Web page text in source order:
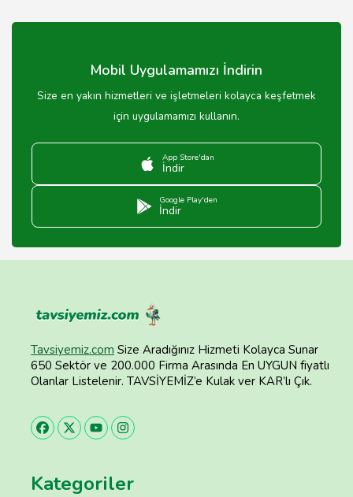
Mobil Uygulamamızı İndirin
Size en yakın hizmetleri ve işletmeleri kolayca keşfetmek
için uygulamamızı kullanın.
App Store'dan
İndir
Google Play'den
İndir
Tavsiyemiz.com Size Aradığınız Hizmeti Kolayca Sunar
650 Sektör ve 200.000 Firma Arasında En UYGUN fiyatlı
Olanlar Listelenir. TAVSİYEMİZ’e Kulak ver KAR’lı Çık.
Kategoriler